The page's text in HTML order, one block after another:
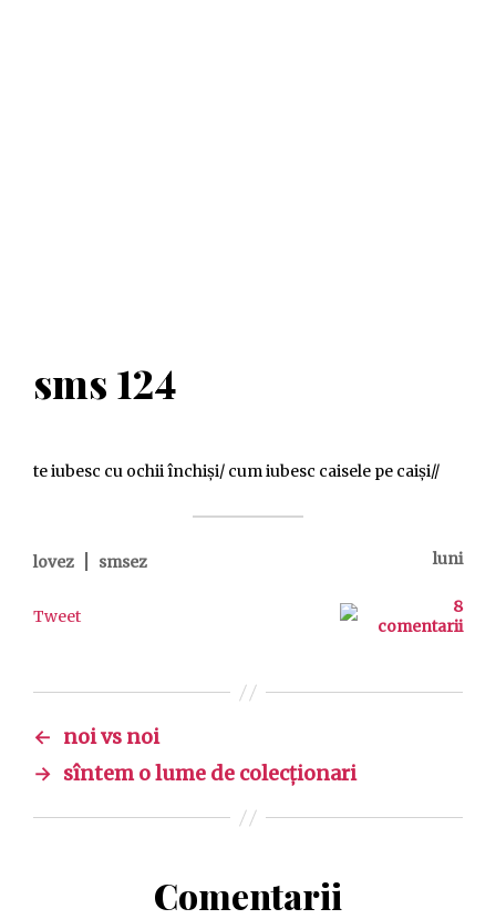
sms 124
te iubesc cu ochii închiși/ cum iubesc caisele pe caiși//
lovez smsez luni
Tweet
8
comentarii
← noi vs noi
→ sîntem o lume de colecționari
Comentarii